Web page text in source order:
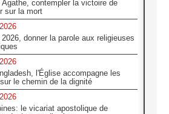
Agathe, contempler la victoire de
sur la mort
donner la parole aux religieuses
l'Église accompagne les
le chemin de la dignité
le vicariat apostolique de